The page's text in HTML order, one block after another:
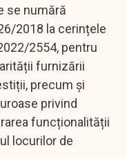
se numără
2018 la cerințele
2554, pentru
furnizării
precum și
privind
funcționalității
locurilor de